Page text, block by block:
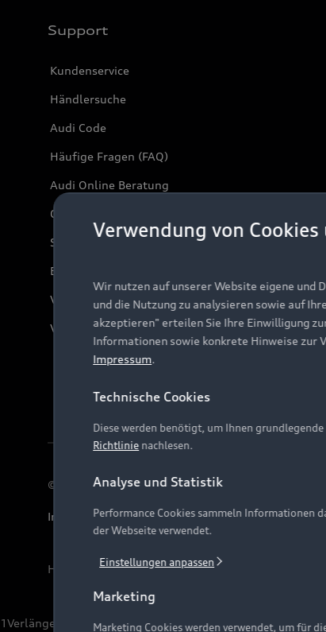
Support
Kundenservice
Händlersuche
Audi Code
Häufige Fragen (FAQ)
Audi Online Beratung
Online-Terminvereinbarung
Servicekontakt
Bordbuch & Bedienungsanleitungen
Verträge kündigen
Vertrag widerrufen
© 2026 AUDI AG. Alle Rechte vorbehalten
Impressum Rechtliches Hinweisgebersystem
Hinweis: Die aktuelle Darstellung und Anordnung
1Verlängerung vorbehalten.
Verwendung von
Wir nutzen auf unserer Website eigene und
und die Nutzung zu analysieren sowie auf
akzeptieren" erteilen Sie Ihre Einwilligung
Informationen sowie konkrete Hinweise zur
Impressum.
Technische Cookies
Diese werden benötigt, um Ihnen
Richtlinie nachlesen.
Analyse und Statistik
Performance Cookies sammeln Informationen
der Webseite verwendet.
Einstellungen anpassen
Marketing
Marketing Cookies werden verwendet, um für